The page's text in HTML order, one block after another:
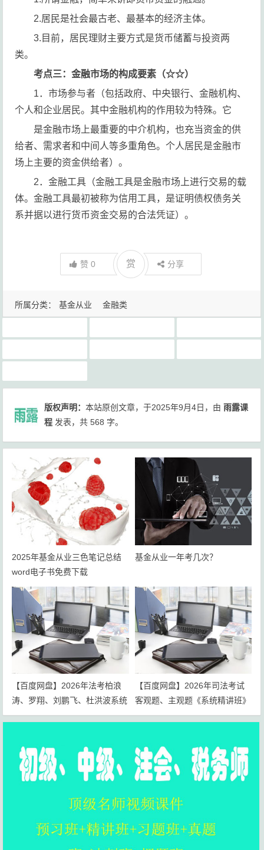
2.居民是社会最古老、最基本的经济主体。
3.目前，居民理财主要方式是货币储蓄与投资两
类。
考点三：金融市场的构成要素（☆☆）
1．市场参与者（包括政府、中央银行、金融机构、
个人和企业居民。其中金融机构的作用较为特殊。它
是金融市场上最重要的中介机构，也充当资金的供
给者、需求者和中间人等多重角色。个人居民是金融市
场上主要的资金供给者）。
2．金融工具（金融工具是金融市场上进行交易的载
体。金融工具最初被称为信用工具，是证明债权债务关
系并据以进行货币资金交易的合法凭证）。
赞0 赏 分享
所属分类： 基金从业 金融类
版权声明：本站原创文章，于2025年9月4日，由雨露课
程 发表，共 568 字。
2025年基金从业三色笔记总结
word电子书免费下载
基金从业一年考几次？
【百度网盘】2026年法考柏浪
涛、罗翔、刘鹏飞、杜洪波系统
精讲班网课讲义下载
【百度网盘】2026年司法考试
客观题、主观题《系统精讲班》
百度云分享